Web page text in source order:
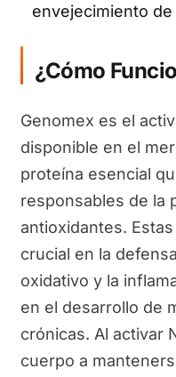
envejecimiento
¿Cómo
Genomex es el
disponible en el
proteína esencial
responsables de la
antioxidantes.
crucial en la
oxidativo y la
en el desarrollo de
crónicas. Al activar
cuerpo a